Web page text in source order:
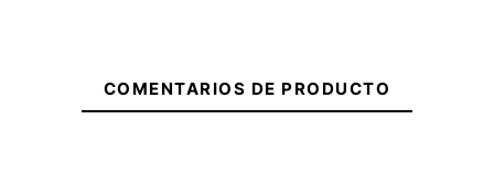
COMENTARIOS DE PRODUCTO